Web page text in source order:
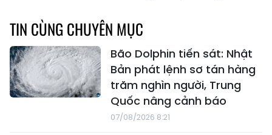
TIN CÙNG CHUYÊN MỤC
Bão Dolphin tiến sát: Nhật
Bản phát lệnh sơ tán hàng
trăm nghìn người, Trung
Quốc nâng cảnh báo
07/08/2026 8:21